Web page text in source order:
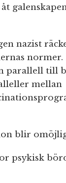
nazist
normer.
parallell till
mellan
blir
psykisk